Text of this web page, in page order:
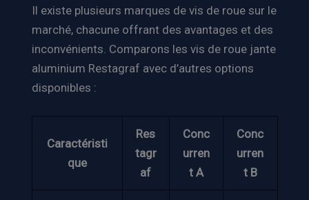
Il existe plusieurs marques de vis de roue sur le
marché, chacune offrant des avantages et des
inconvénients. Comparons les vis de roue jante
aluminium Restagraf avec d’autres options
disponibles :
Caractéristi
que
Res
tagr
af
Conc
urren
t A
Conc
urren
t B